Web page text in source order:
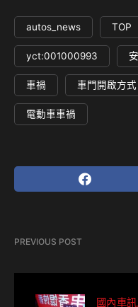
autos_news TOP
yct:001000993
車禍 車門開啟方式
電動車車禍
PREVIOUS POST
國內車訊